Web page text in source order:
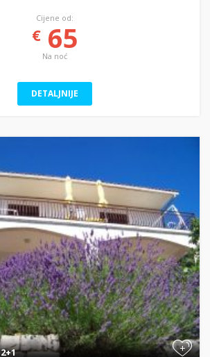
Cijene od:
€65
Na noć
DETALJNIJE
+
2+1